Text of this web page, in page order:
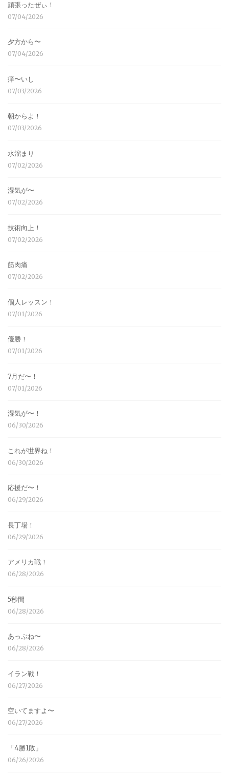
頑張ったぜぃ！
07/04/2026
夕方から〜
07/04/2026
痒〜いし
07/03/2026
朝からよ！
07/03/2026
水溜まり
07/02/2026
湿気が〜
07/02/2026
技術向上！
07/02/2026
筋肉痛
07/02/2026
個人レッスン！
07/01/2026
優勝！
07/01/2026
7月だ〜！
07/01/2026
湿気が〜！
06/30/2026
これが世界ね！
06/30/2026
応援だ〜！
06/29/2026
長丁場！
06/29/2026
アメリカ戦！
06/28/2026
5秒間
06/28/2026
あっぶね〜
06/28/2026
イラン戦！
06/27/2026
空いてますよ〜
06/27/2026
「4勝1敗」
06/26/2026